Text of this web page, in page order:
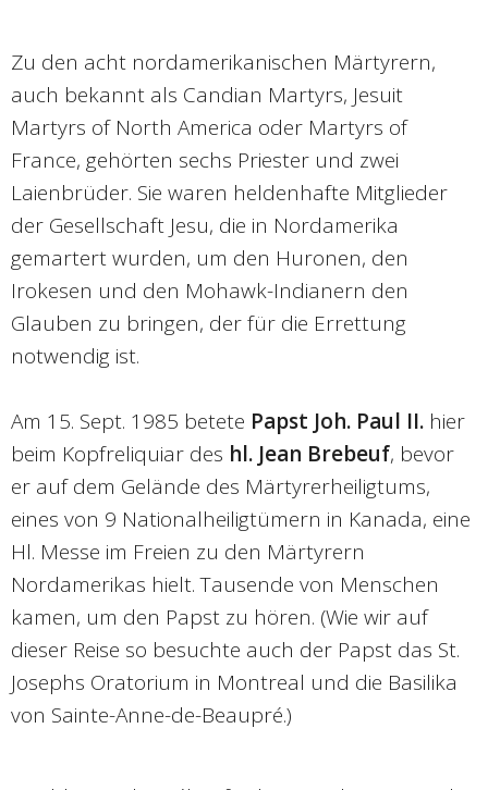
Zu den acht nordamerikanischen Märtyrern,
auch bekannt als Candian Martyrs, Jesuit
Martyrs of North America oder Martyrs of
France, gehörten sechs Priester und zwei
Laienbrüder. Sie waren heldenhafte Mitglieder
der Gesellschaft Jesu, die in Nordamerika
gemartert wurden, um den Huronen, den
Irokesen und den Mohawk-Indianern den
Glauben zu bringen, der für die Errettung
notwendig ist.
Am 15. Sept. 1985 betete Papst Joh. Paul II. hier
beim Kopfreliquiar des hl. Jean Brebeuf, bevor
er auf dem Gelände des Märtyrerheiligtums,
eines von 9 Nationalheiligtümern in Kanada, eine
Hl. Messe im Freien zu den Märtyrern
Nordamerikas hielt. Tausende von Menschen
kamen, um den Papst zu hören. (Wie wir auf
dieser Reise so besuchte auch der Papst das St.
Josephs Oratorium in Montreal und die Basilika
von Sainte-Anne-de-Beaupré.)